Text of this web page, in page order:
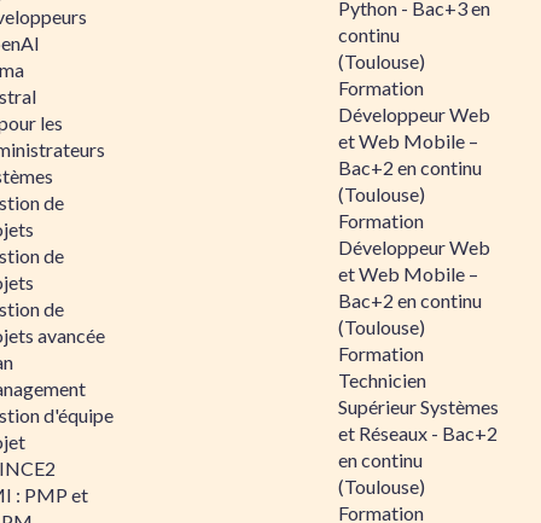
les
de
de
de
avancée
d'équipe
: PMP et
Python - Bac+3 en
continu
(Toulouse)
Formation
Développeur Web
et Web Mobile –
Bac+2 en continu
(Toulouse)
Formation
Développeur Web
et Web Mobile –
Bac+2 en continu
(Toulouse)
Formation
Technicien
Supérieur Systèmes
et Réseaux - Bac+2
en continu
(Toulouse)
Formation